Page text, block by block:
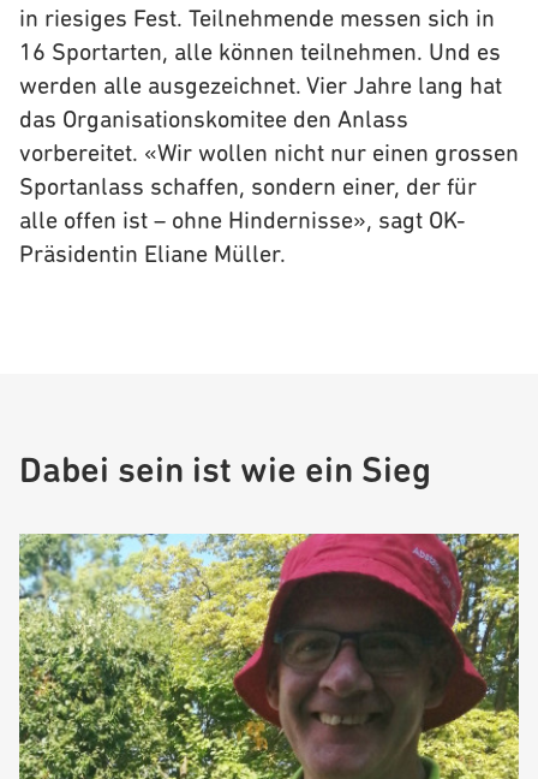
in riesiges Fest. Teilnehmende messen sich in
16 Sportarten, alle können teilnehmen. Und es
werden alle ausgezeichnet. Vier Jahre lang hat
das Organisationskomitee den Anlass
vorbereitet. «Wir wollen nicht nur einen grossen
Sportanlass schaffen, sondern einer, der für
alle offen ist – ohne Hindernisse», sagt OK-
Präsidentin Eliane Müller.
Dabei sein ist wie ein Sieg